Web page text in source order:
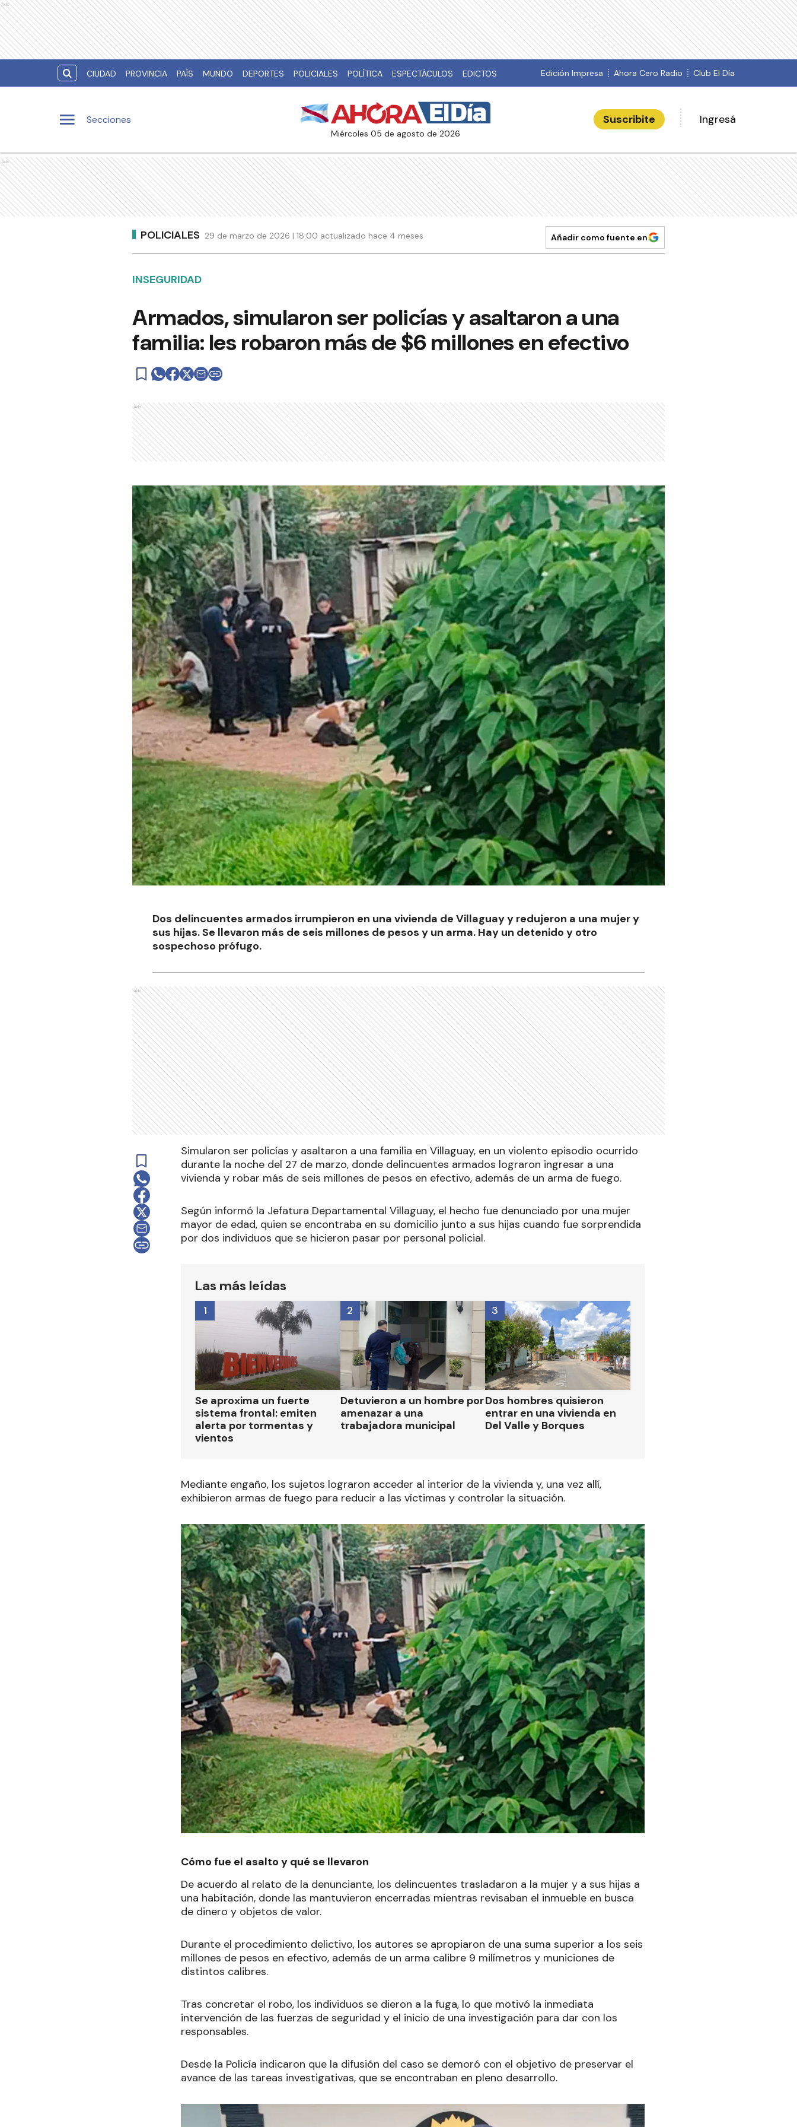
Ads
CIUDAD PROVINCIA PAÍS MUNDO DEPORTES POLICIALES POLÍTICA ESPECTÁCULOS EDICTOS Edición Impresa Ahora Cero Radio Club El Día
Secciones
miércoles 05 de agosto de 2026
Suscribite Ingresá
Ads
POLICIALES 29 de marzo de 2026 | 18:00 actualizado hace 4 meses Añadir como fuente en
INSEGURIDAD
Armados, simularon ser policías y asaltaron a una
familia: les robaron más de $6 millones en efectivo
Ads
Dos delincuentes armados irrumpieron en una vivienda de Villaguay y redujeron a una mujer y
sus hijas. Se llevaron más de seis millones de pesos y un arma. Hay un detenido y otro
sospechoso prófugo.
Ads
Simularon ser policías y asaltaron a una familia en Villaguay, en un violento episodio ocurrido
durante la noche del 27 de marzo, donde delincuentes armados lograron ingresar a una
vivienda y robar más de seis millones de pesos en efectivo, además de un arma de fuego.
Según informó la Jefatura Departamental Villaguay, el hecho fue denunciado por una mujer
mayor de edad, quien se encontraba en su domicilio junto a sus hijas cuando fue sorprendida
por dos individuos que se hicieron pasar por personal policial.
Las más leídas
Se aproxima un fuerte
sistema frontal: emiten
alerta por tormentas y
vientos
1
Detuvieron a un hombre por
amenazar a una
trabajadora municipal
2
Dos hombres quisieron
entrar en una vivienda en
Del Valle y Borques
3
Mediante engaño, los sujetos lograron acceder al interior de la vivienda y, una vez allí,
exhibieron armas de fuego para reducir a las víctimas y controlar la situación.
Cómo fue el asalto y qué se llevaron
De acuerdo al relato de la denunciante, los delincuentes trasladaron a la mujer y a sus hijas a
una habitación, donde las mantuvieron encerradas mientras revisaban el inmueble en busca
de dinero y objetos de valor.
Durante el procedimiento delictivo, los autores se apropiaron de una suma superior a los seis
millones de pesos en efectivo, además de un arma calibre 9 milímetros y municiones de
distintos calibres.
Tras concretar el robo, los individuos se dieron a la fuga, lo que motivó la inmediata
intervención de las fuerzas de seguridad y el inicio de una investigación para dar con los
responsables.
Desde la Policía indicaron que la difusión del caso se demoró con el objetivo de preservar el
avance de las tareas investigativas, que se encontraban en pleno desarrollo.